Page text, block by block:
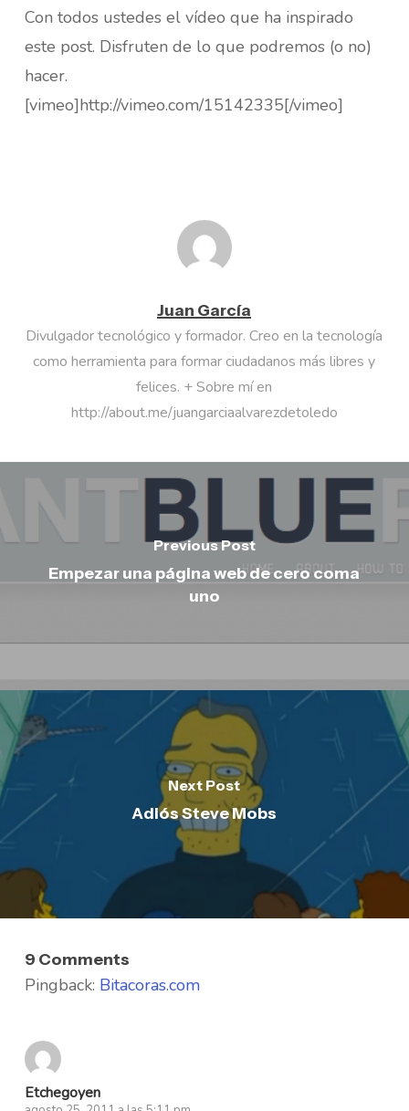
Con todos ustedes el vídeo que ha inspirado
este post. Disfruten de lo que podremos (o no)
hacer.
[vimeo]http://vimeo.com/15142335[/vimeo]
Juan García
Divulgador tecnológico y formador. Creo en la tecnología
como herramienta para formar ciudadanos más libres y
felices. + Sobre mí en
http://about.me/juangarciaalvarezdetoledo
Previous Post
Empezar una página web de cero coma
uno
Next Post
Adiós Steve Mobs
9 Comments
Pingback: Bitacoras.com
Etchegoyen